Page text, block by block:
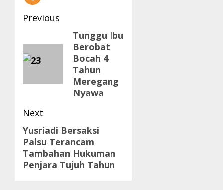
Post
navigation
Previous
post:
Tunggu Ibu
Berobat
Bocah 4
Tahun
Meregang
Nyawa
Next
Next
post:
Yusriadi Bersaksi
Palsu Terancam
Tambahan Hukuman
Penjara Tujuh Tahun